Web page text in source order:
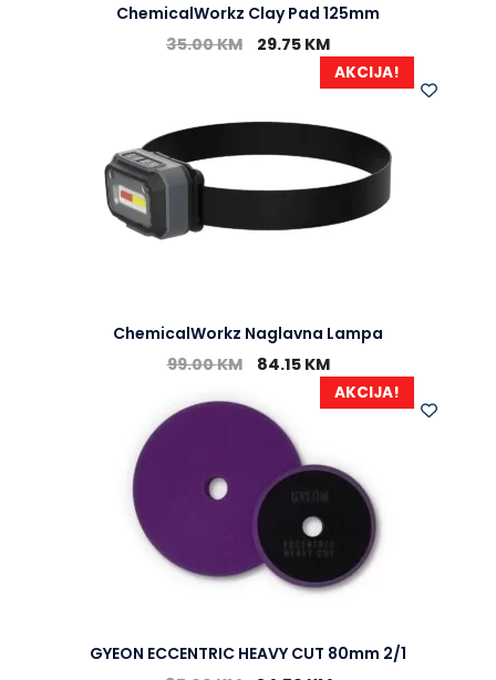
ChemicalWorkz Clay Pad 125mm
35.00KM 29.75 KM
AKCIJA!
ChemicalWorkz Naglavna Lampa
99.00KM 84.15 KM
AKCIJA!
GYEON ECCENTRIC HEAVY CUT 80mm 2/1